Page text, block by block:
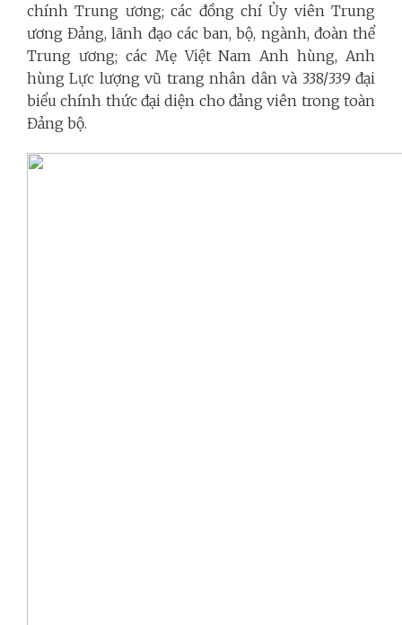
chính Trung ương; các đồng chí Ủy viên Trung
ương Đảng, lãnh đạo các ban, bộ, ngành, đoàn thể
Trung ương; các Mẹ Việt Nam Anh hùng, Anh
hùng Lực lượng vũ trang nhân dân và 338/339 đại
biểu chính thức đại diện cho đảng viên trong toàn
Đảng bộ.